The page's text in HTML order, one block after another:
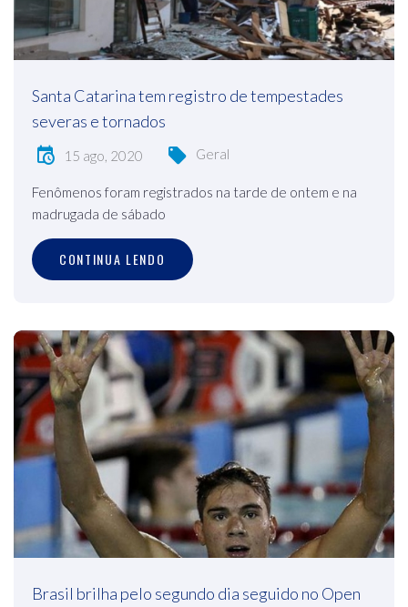
Santa Catarina tem registro de tempestades
severas e tornados
15 ago, 2020 Geral
Fenômenos foram registrados na tarde de ontem e na
madrugada de sábado
CONTINUA LENDO
Brasil brilha pelo segundo dia seguido no Open